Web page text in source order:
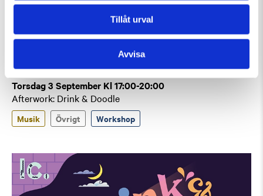
Tillåt urval
Avvisa
Torsdag 3 September Kl 17:00-20:00
Afterwork: Drink & Doodle
Musik Övrigt Workshop